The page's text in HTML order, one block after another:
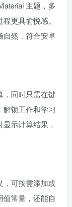
主题，多
更具愉悦感。
自然，符合安卓
，同时只需在键
锁工作和学习
示计算结果，
，可按需添加或
常量，还能自